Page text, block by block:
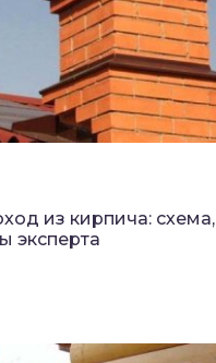
из кирпича: схема,
эксперта